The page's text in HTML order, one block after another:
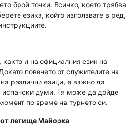
брой точки. Всичко, което трябва
езика, който използвате в ред,
и на официалния език на
повечето от служителите на
различни езици, е важно да
испански думи. Тя може да дойде
по време на турнето си.
летище Майорка